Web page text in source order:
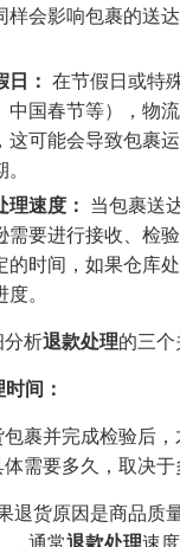
样会影响包裹的送
： 在节假日或特
中国春节等），物
这可能会导致包裹
速度： 当包裹送
需要进行接收、检
的时间，如果仓库
。
析退款处理的三个
间：
裹并完成检验后
需要多久，取决于
退货原因是商品质